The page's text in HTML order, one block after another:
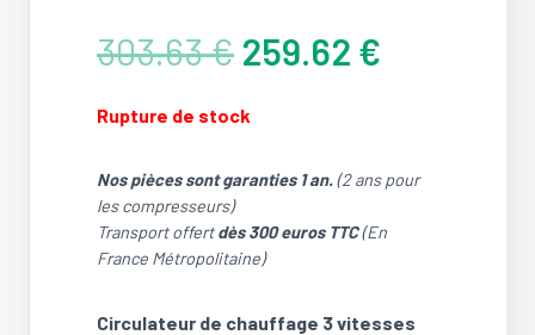
303.63€ Le
prix
initial
était :
259.62 €
Rupture de stock
Nos pièces sont garanties 1 an.(2 ans pour
les compresseurs)
Transport offertdès 300 euros TTC(En
France Métropolitaine)
Circulateur de chauffage 3 vitesses